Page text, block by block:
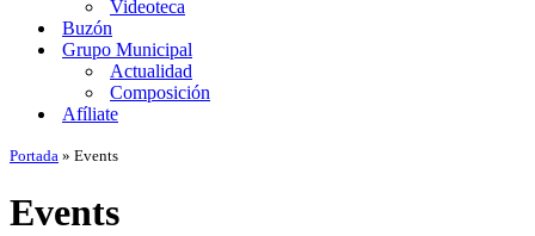
Videoteca
Buzón
Grupo Municipal
Actualidad
Composición
Afíliate
Portada » Events
Events